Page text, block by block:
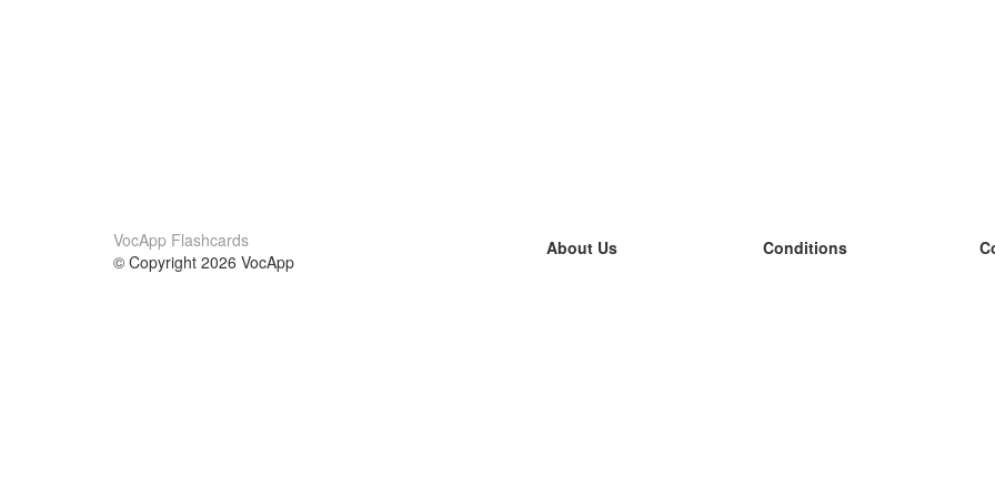
VocApp Flashcards
© Copyright 2026 VocApp
About Us
Conditions